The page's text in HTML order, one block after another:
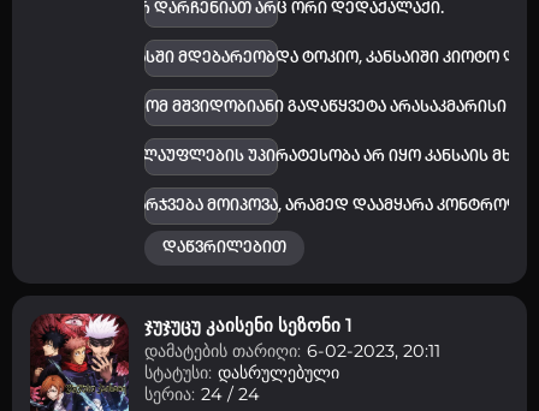
მიღმა არ დარჩენიათ არც ორი დედაქალაქი.
კანტო და მასში მდებარეობდა ტოკიო, კანსაიში კიოტო
იმ დონეს, რომ მშვიდობიანი გადაწყვეტა არასაკმარისი
რომელშიც ძალაუფლების უპირატესობა არ იყო კანსაის
მხოლოდ გამარჯვება მოიპოვა, არამედ დაამყარა კონტროლი
დაწვრილებით
ჯუჯუცუ კაისენი სეზონი 1
დამატების თარიღი: 6-02-2023, 20:11
სტატუსი: დასრულებული
სერია: 24 / 24